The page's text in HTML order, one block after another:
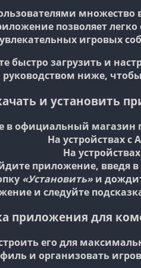
позволяет
игровых
быстро загрузить и
ниже,
и установить
в официальный магазин
На устройствах с
На
приложение, введя в
«Установить»и
и следуйте
приложения для
его для
и организовать